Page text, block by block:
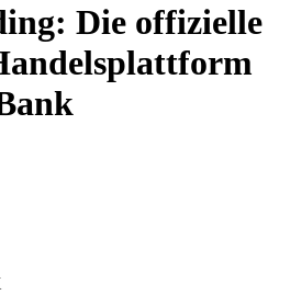
Die offizielle